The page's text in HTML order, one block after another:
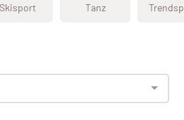
Skisport Tanz